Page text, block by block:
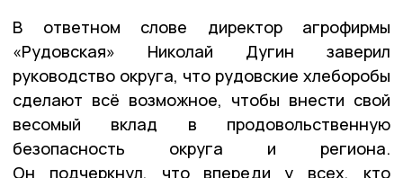
В ответном слове директор агрофирмы
«Рудовская» Николай Дугин заверил
руководство округа, что рудовские хлеборобы
сделают всё возможное, чтобы внести свой
весомый вклад в продовольственную
безопасность округа и региона.
Он подчеркнул, что впереди у всех, кто